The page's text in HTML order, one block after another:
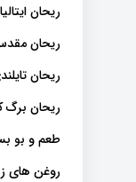
ریحان
ریحان
ریحان
ریحان برگ
طعم و بو
روغن های